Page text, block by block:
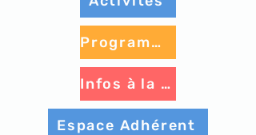
Espace Adhérent
Infos à la une
Programme à venir